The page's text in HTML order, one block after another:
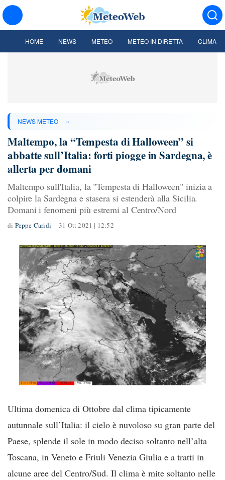
HOME NEWS METEO METEO IN DIRETTA CLIMA
NEWS METEO »
Maltempo, la “Tempesta di Halloween” si
abbatte sull’Italia: forti piogge in Sardegna, è
allerta per domani
Maltempo sull'Italia, la "Tempesta di Halloween" inizia a
colpire la Sardegna e stasera si estenderà alla Sicilia.
Domani i fenomeni più estremi al Centro/Nord
di Peppe Caridi 31 Ott 2021 | 12:52
Ultima domenica di Ottobre dal clima tipicamente
autunnale sull’Italia: il cielo è nuvoloso su gran parte del
Paese, splende il sole in modo deciso soltanto nell’alta
Toscana, in Veneto e Friuli Venezia Giulia e a tratti in
alcune aree del Centro/Sud. Il clima è mite soltanto nelle